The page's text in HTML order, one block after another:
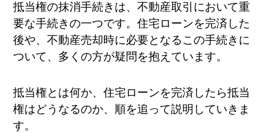
抵当権の抹消手続きは、不動産取引において重
要な手続きの一つです。住宅ローンを完済した
後や、不動産売却時に必要となるこの手続きに
ついて、多くの方が疑問を抱えています。
抵当権とは何か、住宅ローンを完済したら抵当
権はどうなるのか、順を追って説明していきま
す。